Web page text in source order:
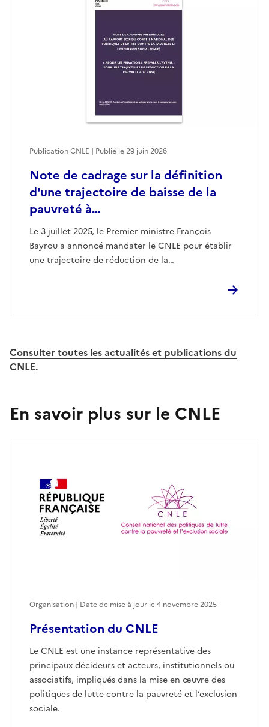
Note de cadrage sur la définition
d'une trajectoire de baisse de la
pauvreté à…
Le 3 juillet 2025, le Premier ministre François
Bayrou a annoncé mandater le CNLE pour établir
une trajectoire de réduction de la…
Publication CNLE | Publié le29 juin 2026
Consulter toutes les actualités et publications du
CNLE.
En savoir plus sur le CNLE
Présentation du CNLE
Le CNLE est une instance représentative des
principaux décideurs et acteurs, institutionnels ou
associatifs, impliqués dans la mise en œuvre des
politiques de lutte contre la pauvreté et l’exclusion
sociale.
Organisation | Date de mise à jour le4 novembre 2025